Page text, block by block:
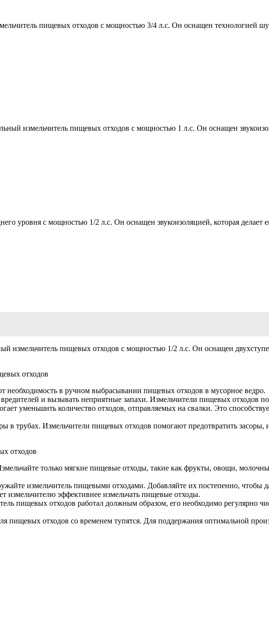
пищевых отходов с мощностью 3/4 л.с. Он оснащен технологией
измельчитель пищевых отходов с мощностью 1 л.с. Он оснащен
уровня с мощностью 1/2 л.с. Он оснащен звукоизоляцией, которая делает
измельчитель пищевых отходов с мощностью 1/2 л.с. Он оснащен
отходов
необходимость в ручном выбрасывании пищевых отходов в мусорное ведро.
и вызывать неприятные запахи. Измельчители пищевых отходов
уменьшить количество отходов, отправляемых на свалки. Это
в трубах. Измельчители пищевых отходов помогают предотвратить
отходов
только мягкие пищевые отходы, такие как фрукты, овощи,
измельчитель пищевыми отходами. Добавляйте их постепенно, чтобы
измельчителю эффективнее измельчать пищевые отходы.
пищевых отходов работал должным образом, его необходимо регулярно
пищевых отходов со временем тупятся. Для поддержания оптимальной